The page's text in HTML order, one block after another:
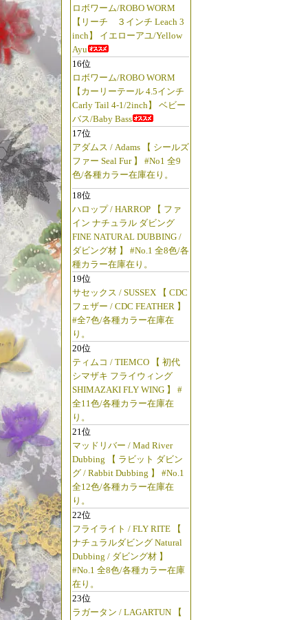
ロボワーム/ROBO WORM
【リーチ ３インチ Leach 3
inch】 イエローアユ/Yellow
Ayu
16位
ロボワーム/ROBO WORM
【カーリーテール 4.5インチ
Carly Tail 4-1/2inch】 ベビー
バス/Baby Bass
17位
アダムス / Adams 【 シールズ
ファー Seal Fur 】 #No1 全9
色/各種カラー在庫在り。
18位
ハロップ / HARROP 【 ファ
イン ナチュラル ダビング
FINE NATURAL DUBBING /
ダビング材 】 #No.1 全8色/各
種カラー在庫在り。
19位
サセックス / SUSSEX 【 CDC
フェザー / CDC FEATHER 】
#全7色/各種カラー在庫在
り。
20位
ティムコ / TIEMCO 【 初代
シマザキ フライウィング
SHIMAZAKI FLY WING 】 #
全11色/各種カラー在庫在
り。
21位
マッドリバー / Mad River
Dubbing 【 ラビット ダビン
グ / Rabbit Dubbing 】 #No.1
全12色/各種カラー在庫在
り。
22位
フライライト / FLY RITE 【
ナチュラルダビング Natural
Dubbing / ダビング材 】
#No.1 全8色/各種カラー在庫
在り。
23位
ラガータン / LAGARTUN 【